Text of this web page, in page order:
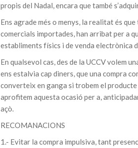
propis del Nadal, encara que també
Ens agrade més o menys, la realitat és
comercials importades, han arribat per a
establiments físics i de venda electrònica
En qualsevol cas, des de la UCCV volem
ens estalvia cap diners, que una compra
converteix en ganga si trobem el producte
aprofitem aquesta ocasió per a,
açò.
RECOMANACIONS
1.- Evitar la compra impulsiva, tant